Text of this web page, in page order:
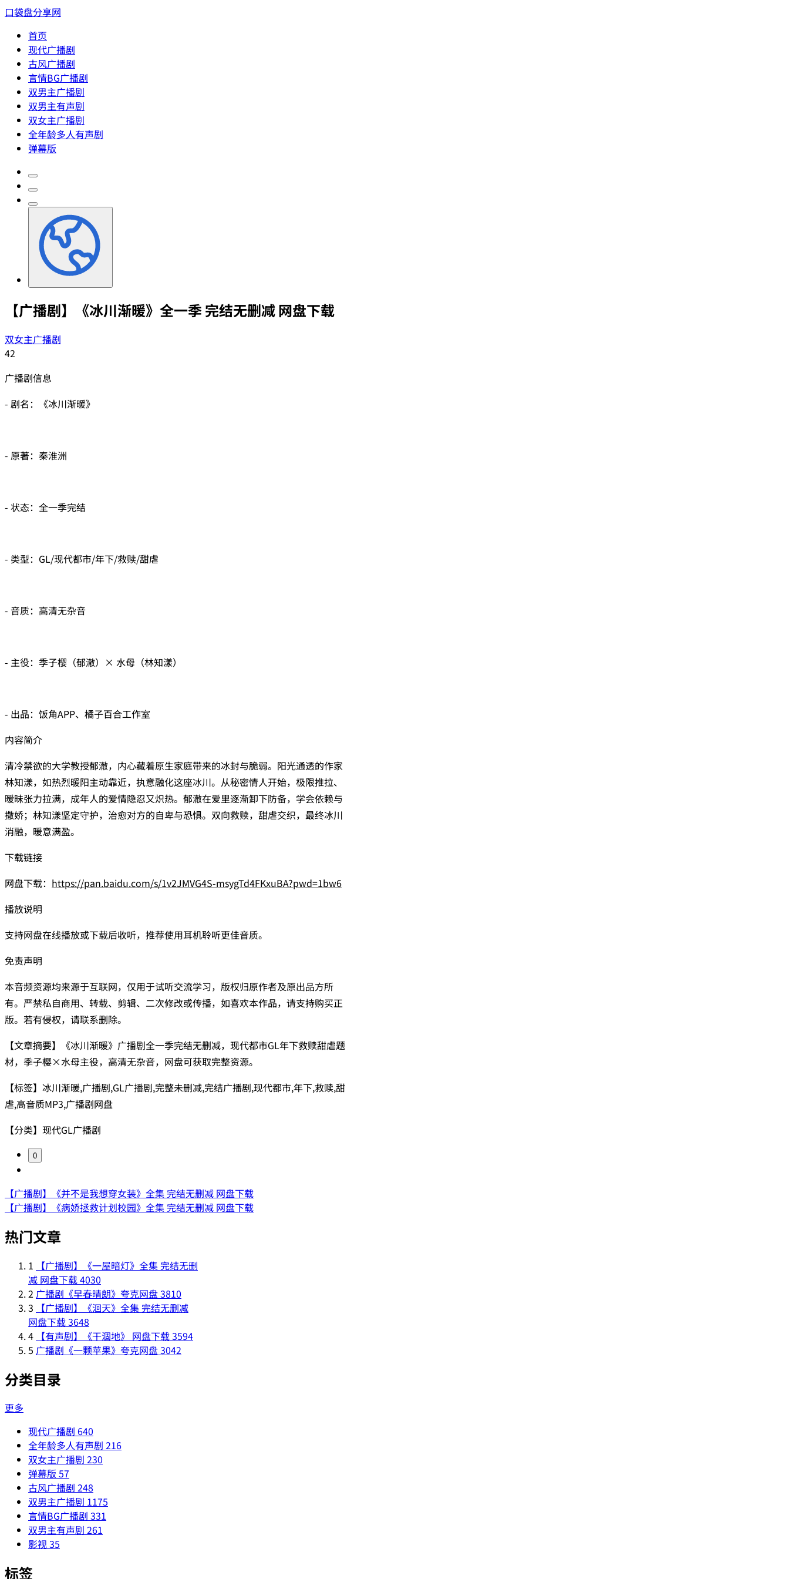
口袋盘分享网
首页
现代广播剧
古风广播剧
言情BG广播剧
双男主广播剧
双男主有声剧
双女主广播剧
全年龄多人有声剧
弹幕版
【广播剧】《冰川渐暖》全一季 完结无删减 网盘下载
双女主广播剧
42
广播剧信息
- 剧名：《冰川渐暖》
- 原著：秦淮洲
- 状态：全一季完结
- 类型：GL/现代都市/年下/救赎/甜虐
- 音质：高清无杂音
- 主役：季子樱（郁澈）× 水母（林知漾）
- 出品：饭角APP、橘子百合工作室
内容简介
清冷禁欲的大学教授郁澈，内心藏着原生家庭带来的冰封与脆弱。阳光通透的作家
林知漾，如热烈暖阳主动靠近，执意融化这座冰川。从秘密情人开始，极限推拉、
暧昧张力拉满，成年人的爱情隐忍又炽热。郁澈在爱里逐渐卸下防备，学会依赖与
撒娇；林知漾坚定守护，治愈对方的自卑与恐惧。双向救赎，甜虐交织，最终冰川
消融，暖意满盈。
下载链接
网盘下载： https://pan.baidu.com/s/1v2JMVG4S-msygTd4FKxuBA?pwd=1bw6
播放说明
支持网盘在线播放或下载后收听，推荐使用耳机聆听更佳音质。
免责声明
本音频资源均来源于互联网，仅用于试听交流学习，版权归原作者及原出品方所
有。严禁私自商用、转载、剪辑、二次修改或传播，如喜欢本作品，请支持购买正
版。若有侵权，请联系删除。
【文章摘要】《冰川渐暖》广播剧全一季完结无删减，现代都市GL年下救赎甜虐题
材，季子樱×水母主役，高清无杂音，网盘可获取完整资源。
【标签】冰川渐暖,广播剧,GL广播剧,完整未删减,完结广播剧,现代都市,年下,救赎,甜
虐,高音质MP3,广播剧网盘
【分类】现代GL广播剧
0
【广播剧】《并不是我想穿女装》全集 完结无删减 网盘下载
【广播剧】《病娇拯救计划校园》全集 完结无删减 网盘下载
热门文章
1
【广播剧】《一屋暗灯》全集 完结无删
减 网盘下载4030
2 广播剧《早春晴朗》夸克网盘3810
3
【广播剧】《洄天》全集 完结无删减
网盘下载3648
4 【有声剧】《干涸地》 网盘下载3594
5 广播剧《一颗苹果》夸克网盘3042
分类目录
更多
现代广播剧 640
全年龄多人有声剧 216
双女主广播剧 230
弹幕版 57
古风广播剧 248
双男主广播剧 1175
言情BG广播剧 331
双男主有声剧 261
影视35
标签